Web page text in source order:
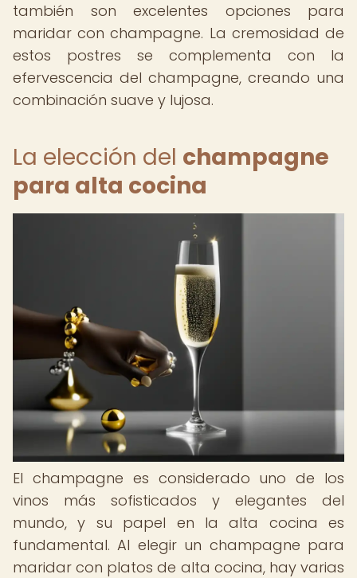
también son excelentes opciones para
maridar con champagne. La cremosidad de
estos postres se complementa con la
efervescencia del champagne, creando una
combinación suave y lujosa.
La elección del champagne
para alta cocina
El champagne es considerado uno de los
vinos más sofisticados y elegantes del
mundo, y su papel en la alta cocina es
fundamental. Al elegir un champagne para
maridar con platos de alta cocina, hay varias